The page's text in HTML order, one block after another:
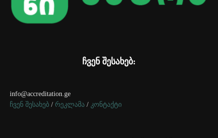
ჩვენ შესახებ:
info@accreditation.ge
ჩვენ შესახებ / რეკლამა / კონტაქტი